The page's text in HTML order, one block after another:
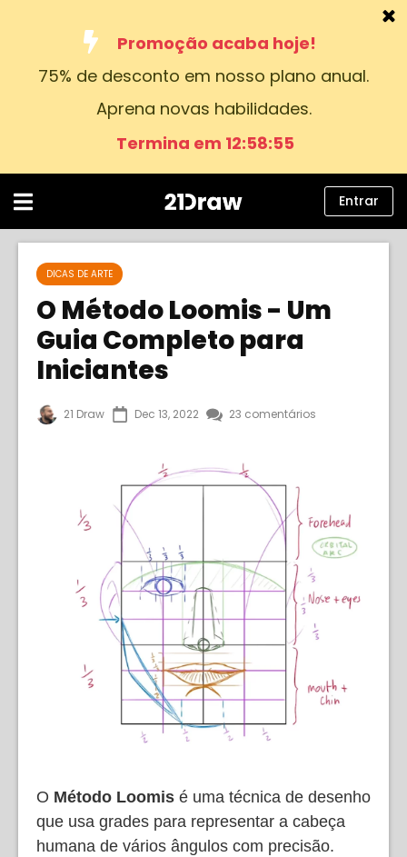
Promoção acaba hoje!
75% de desconto em nosso plano anual.
Aprena novas habilidades.
Termina em 12:58:54
Cursos
Sobre nós
Entrar
Português
Entrar
DICAS DE ARTE
O Método Loomis - Um
Guia Completo para
Iniciantes
21 Draw Dec 13, 2022 23 comentários
O Método Loomis é uma técnica de desenho
que usa grades para representar a cabeça
humana de vários ângulos com precisão.